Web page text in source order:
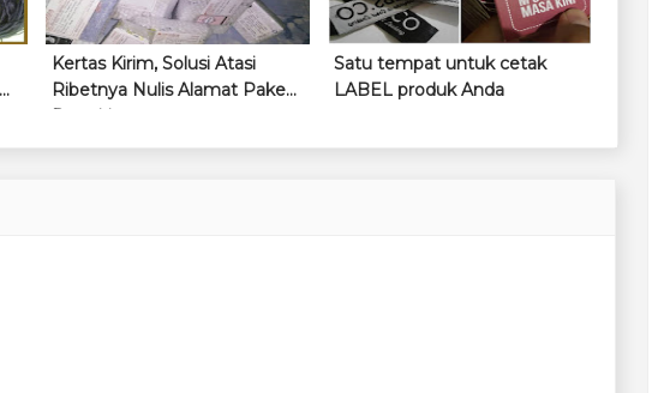
Kertas Kirim, Solusi Atasi
Ribetnya Nulis Alamat Paket
Pengiriman
Satu tempat untuk cetak
LABEL produk Anda